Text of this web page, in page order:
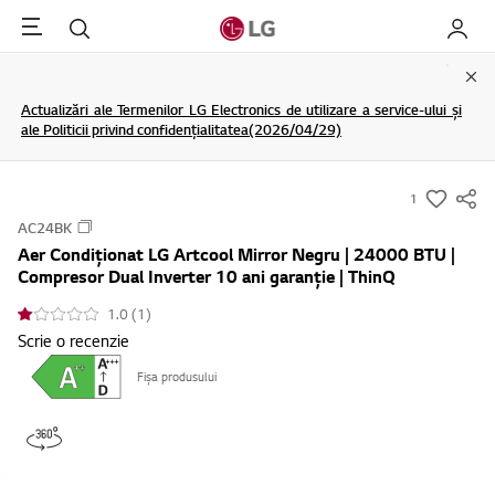
Menu Cautare My LG
Actualizări ale Termenilor LG Electronics de utilizare a service-ului și
ale Politicii privind confidențialitatea(2026/04/29)
1
s
m
AC24BK
Aer Condiționat LG Artcool Mirror Negru | 24000 BTU |
Compresor Dual Inverter 10 ani garanție | ThinQ
1.0 (1)
Scrie o recenzie
Fișa produsului